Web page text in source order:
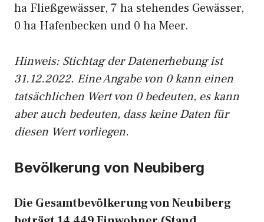
ha Fließgewässer, 7 ha stehendes Gewässer,
0 ha Hafenbecken und 0 ha Meer.
Hinweis: Stichtag der Datenerhebung ist
31.12.2022. Eine Angabe von 0 kann einen
tatsächlichen Wert von 0 bedeuten, es kann
aber auch bedeuten, dass keine Daten für
diesen Wert vorliegen.
Bevölkerung von Neubiberg
Die Gesamtbevölkerung von Neubiberg